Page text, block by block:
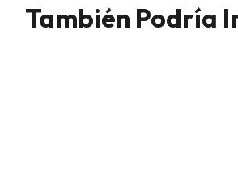
También Podría